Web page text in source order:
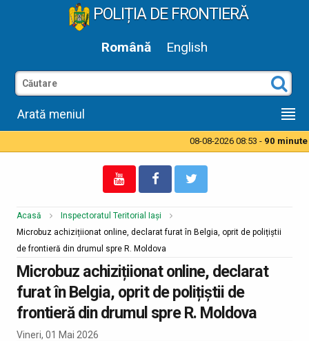
POLIȚIA DE FRONTIERĂ
Română English
Arată meniul
08-08-2026 08:53 -90 minute
Acasă
Inspectoratul Teritorial Iași
Microbuz achizițiionat online, declarat furat în Belgia, oprit de polițiștii
de frontieră din drumul spre R. Moldova
Microbuz achizițiionat online, declarat
furat în Belgia, oprit de polițiștii de
frontieră din drumul spre R. Moldova
Vineri, 01 Mai 2026